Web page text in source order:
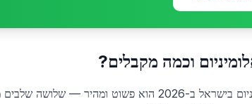
וכמה מקבלים?
תהליך מכירת אלומיניום בישראל ב-2026 הוא